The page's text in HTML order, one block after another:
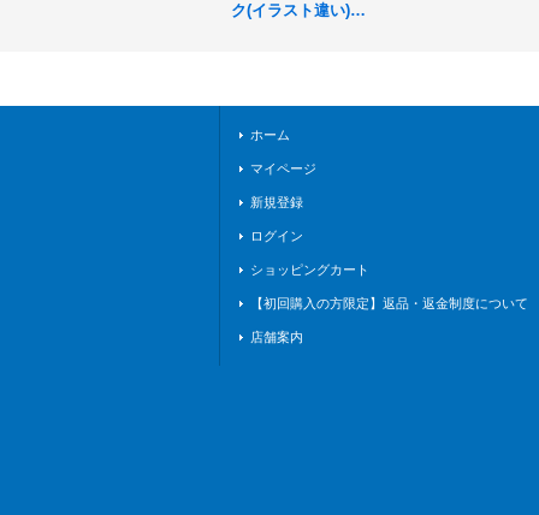
ク(イラスト違い)
ホーム
マイページ
新規登録
ログイン
ショッピングカート
【初回購入の方限定】返品・返金制度について
店舗案内